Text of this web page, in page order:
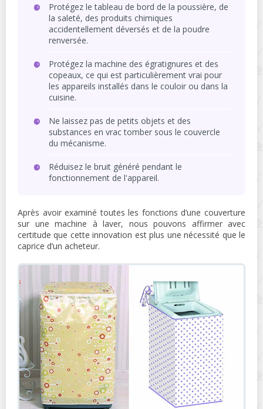
Protégez le tableau de bord de la poussière, de
la saleté, des produits chimiques
accidentellement déversés et de la poudre
renversée.
Protégez la machine des égratignures et des
copeaux, ce qui est particulièrement vrai pour
les appareils installés dans le couloir ou dans la
cuisine.
Ne laissez pas de petits objets et des
substances en vrac tomber sous le couvercle
du mécanisme.
Réduisez le bruit généré pendant le
fonctionnement de l'appareil.
Après avoir examiné toutes les fonctions d’une couverture
sur une machine à laver, nous pouvons affirmer avec
certitude que cette innovation est plus une nécessité que le
caprice d’un acheteur.